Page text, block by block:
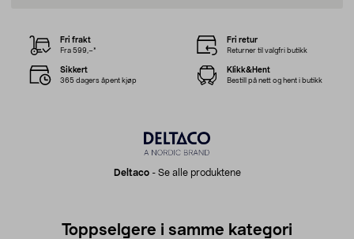
Deltaco- Se alle produktene
Fri frakt
Fra 599,–*
Fri retur
Returner til valgfri butikk
Sikkert
365 dagers åpent kjøp
Klikk&Hent
Bestill på nett og hent i butikk
Toppselgere i samme kategori